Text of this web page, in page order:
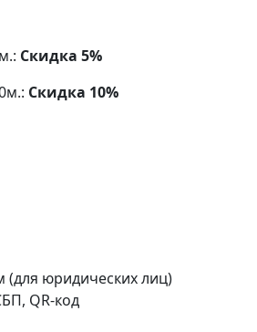
Скидка 5%
Скидка 10%
(для юридических лиц)
QR-код